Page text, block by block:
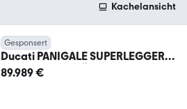
Kachelansicht
Gesponsert
Ducati PANIGALE SUPERLEGGERA
V4 - Akrapovic, Öhlins
89.989 €